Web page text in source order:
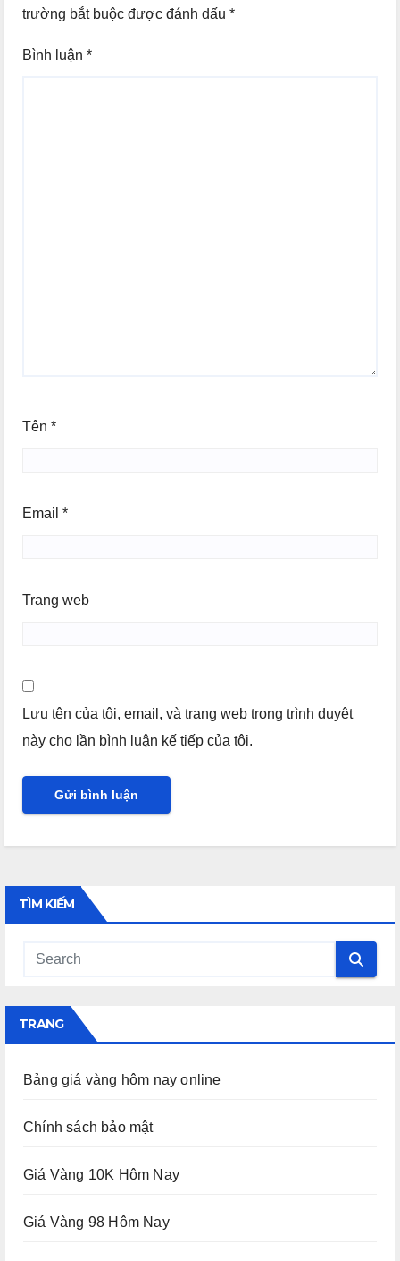
trường bắt buộc được đánh dấu *
Bình luận *
Tên *
Email *
Trang web
Lưu tên của tôi, email, và trang web trong trình duyệt
này cho lần bình luận kế tiếp của tôi.
TÌM KIẾM
TRANG
Bảng giá vàng hôm nay online
Chính sách bảo mật
Giá Vàng 10K Hôm Nay
Giá Vàng 98 Hôm Nay